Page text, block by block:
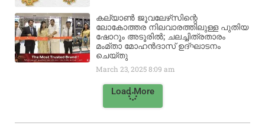
കല്യാൺ ജൂവലേഴ്‌സിന്റെ
ലോകോത്തര നിലവാരത്തിലുള്ള പുതിയ
ഷോറൂം അടൂരിൽ; ചലച്ചിത്രതാരം
മംമ്താ മോഹൻദാസ് ഉദ്ഘാടനം
ചെയ്‌തു
March 23, 20258:09 am
Load More